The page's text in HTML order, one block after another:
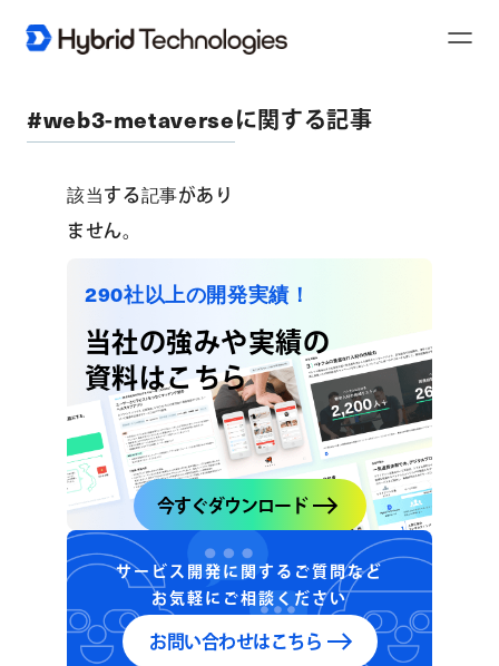
#web3-metaverseに関する記事
該当する記事があり
ません。
290社以上の開発実績！
当社の強みや実績の
資料はこちら
今すぐダウンロード
サービス開発に関するご質問など
お気軽にご相談ください
お問い合わせはこちら